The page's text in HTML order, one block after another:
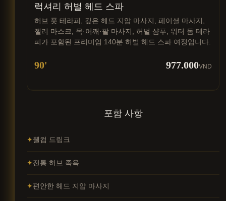
럭셔리 허벌 헤드 스파
허브 풋 테라피, 깊은 헤드 지압 마사지, 페이셜 마사지,
젤리 마스크, 목·어깨·팔 마사지, 허벌 샴푸, 워터 돔 테라
피가 포함된 프리미엄 140분 허벌 헤드 스파 여정입니다.
90' 977.000VND
포함 사항
웰컴 드링크
전통 허브 족욕
편안한 헤드 지압 마사지